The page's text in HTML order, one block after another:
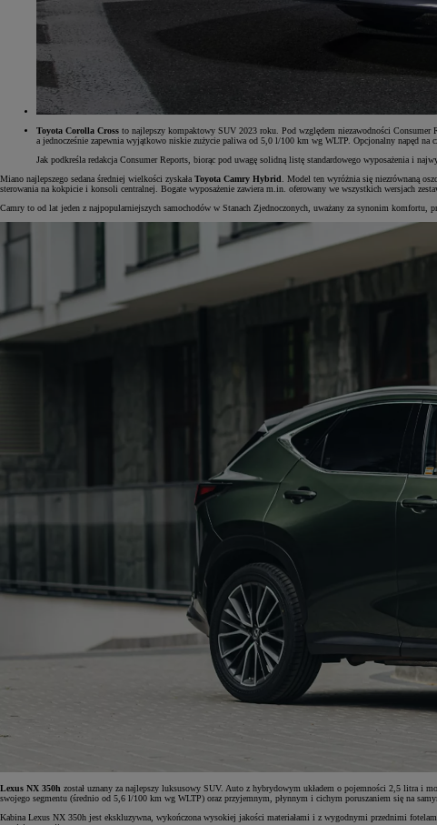
Toyota Corolla Cross to najlepszy kompaktowy SUV 2023 roku. Pod względem niezawodności Consumer
a jednocześnie zapewnia wyjątkowo niskie zużycie paliwa od 5,0 l/100 km wg WLTP. Opcjonalny napęd na
Jak podkreśla redakcja Consumer Reports, biorąc pod uwagę solidną listę standardowego wyposażenia i
Miano najlepszego sedana średniej wielkości zyskała Toyota Camry Hybrid . Model ten wyróżnia się niezrównaną
sterowania na kokpicie i konsoli centralnej. Bogate wyposażenie zawiera m.in. oferowany we wszystkich wersjach
Camry to od lat jeden z najpopularniejszych samochodów w Stanach Zjednoczonych, uważany za synonim komfortu,
Lexus NX 350h został uznany za najlepszy luksusowy SUV. Auto z hybrydowym układem o pojemności 2,5 litra i
swojego segmentu (średnio od 5,6 l/100 km wg WLTP) oraz przyjemnym, płynnym i cichym poruszaniem się na
Kabina Lexus NX 350h jest ekskluzywna, wykończona wysokiej jakości materiałami i z wygodnymi przednimi